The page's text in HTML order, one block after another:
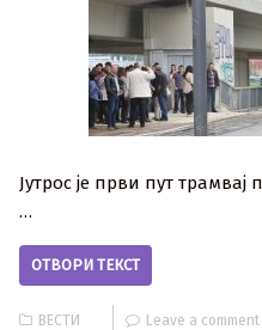
Јутрос је први пут
…
ОТВОРИ ТЕКСТ
ВЕСТИ Leave a comment